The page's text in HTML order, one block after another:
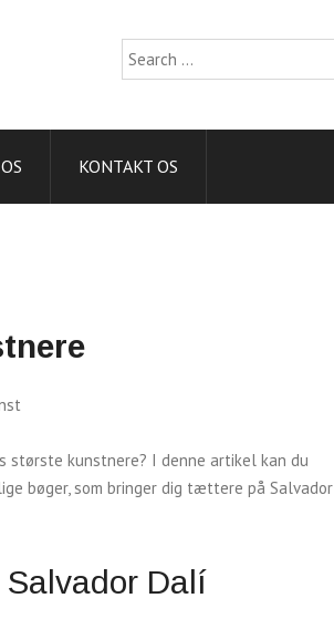
Search
for:
KONTAKT OS
kunstnere? I denne artikel kan du
bøger, som bringer dig tættere på Salvador
Dalí